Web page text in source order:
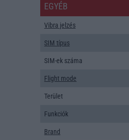
EGYÉB
Vibra jelzés
SIM típus
SIM-ek száma
Flight mode
Terület
Funkciók
Brand